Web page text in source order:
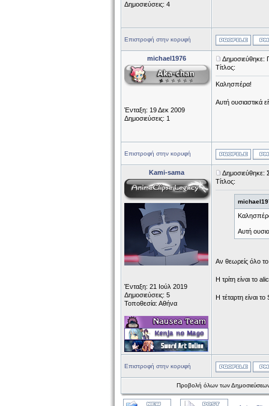
Δημοσιεύσεις: 4
Επιστροφή στην κορυφή
michael1976
Ένταξη: 19 Δεκ 2009
Δημοσιεύσεις: 1
Δημοσιεύθηκε:
Τίτλος:
Καλησπέρα!
Αυτή ουσιαστικά
Επιστροφή στην κορυφή
Kami-sama
Ένταξη: 21 Ιούλ 2019
Δημοσιεύσεις: 5
Τοποθεσία: Αθήνα
Δημοσιεύθηκε:
Τίτλος:
Αυτή
Αν θεωρείς όλο το
Η τρίτη είναι το
Η τέταρτη είναι
Επιστροφή στην κορυφή
Προβολή όλων των